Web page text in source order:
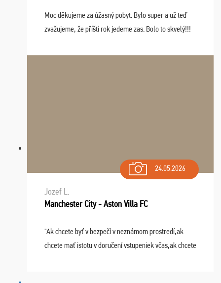
Moc děkujeme za úžasný pobyt. Bylo super a už teď
zvažujeme, že příští rok jedeme zas. Bolo to skvelý!!!
24.05.2026
Jozef L.
Manchester City - Aston Villa FC
"Ak chcete byť v bezpečí v neznámom prostredí,ak
chcete mať istotu v doručení vstupeniek včas,ak chcete